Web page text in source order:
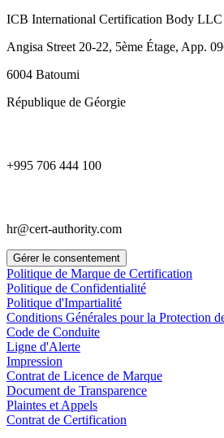
ICB International Certification Body LLC
Angisa Street 20-22, 5ème Étage, App.
6004 Batoumi
République de Géorgie
+995 706 444 100
hr@cert-authority.com
Gérer le consentement
Politique de Marque de Certification
Politique de Confidentialité
Politique d'Impartialité
Conditions Générales pour la Protection
Code de Conduite
Ligne d'Alerte
Impression
Contrat de Licence de Marque
Document de Transparence
Plaintes et Appels
Contrat de Certification